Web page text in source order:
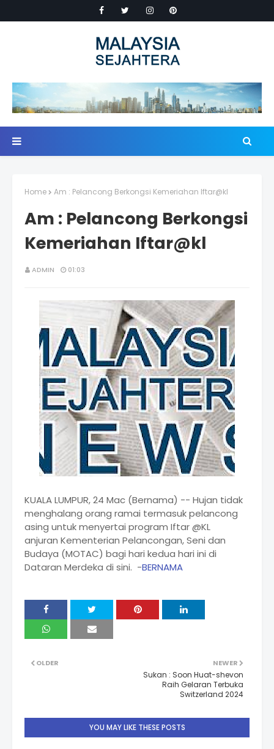
Home Am : Pelancong Berkongsi Kemeriahan Iftar@kl
Am : Pelancong Berkongsi
Kemeriahan Iftar@kl
ADMIN 01:03
KUALA LUMPUR, 24 Mac (Bernama) -- Hujan tidak
menghalang orang ramai termasuk pelancong
asing untuk menyertai program Iftar @KL
anjuran Kementerian Pelancongan, Seni dan
Budaya (MOTAC) bagi hari kedua hari ini di
Dataran Merdeka di sini. -BERNAMA
NEWER
Sukan : Soon Huat-shevon
Raih Gelaran Terbuka
Switzerland 2024
OLDER
YOU MAY LIKE THESE POSTS